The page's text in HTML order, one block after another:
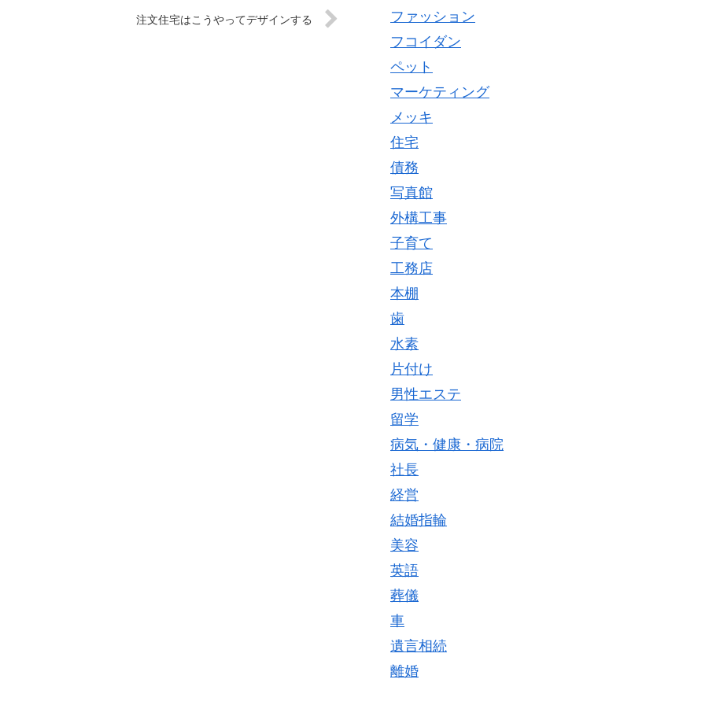
注文住宅はこうやってデザインする
ファッション
フコイダン
ペット
マーケティング
メッキ
住宅
債務
写真館
外構工事
子育て
工務店
本棚
歯
水素
片付け
男性エステ
留学
病気・健康・病院
社長
経営
結婚指輪
美容
英語
葬儀
車
遺言相続
離婚